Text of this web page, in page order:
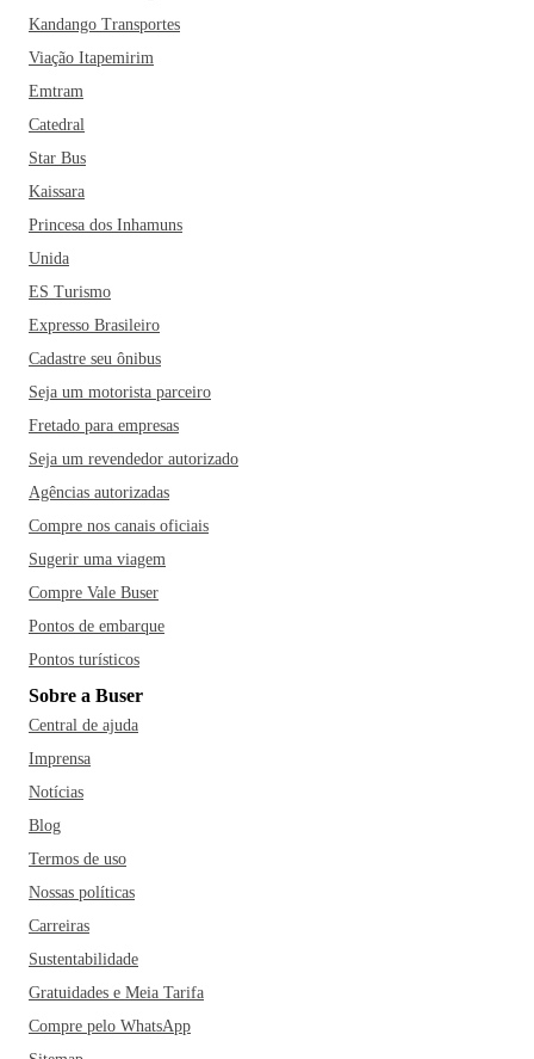
Kandango Transportes
Viação Itapemirim
Emtram
Catedral
Star Bus
Kaissara
Princesa dos Inhamuns
Unida
ES Turismo
Expresso Brasileiro
Cadastre seu ônibus
Seja um motorista parceiro
Fretado para empresas
Seja um revendedor autorizado
Agências autorizadas
Compre nos canais oficiais
Sugerir uma viagem
Compre Vale Buser
Pontos de embarque
Pontos turísticos
Sobre a Buser
Central de ajuda
Imprensa
Notícias
Blog
Termos de uso
Nossas políticas
Carreiras
Sustentabilidade
Gratuidades e Meia Tarifa
Compre pelo WhatsApp